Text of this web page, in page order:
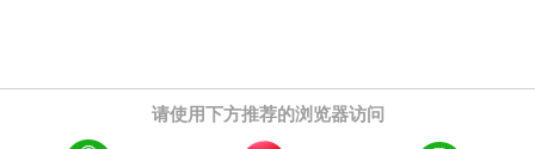
请使用下方推荐的浏览器访问